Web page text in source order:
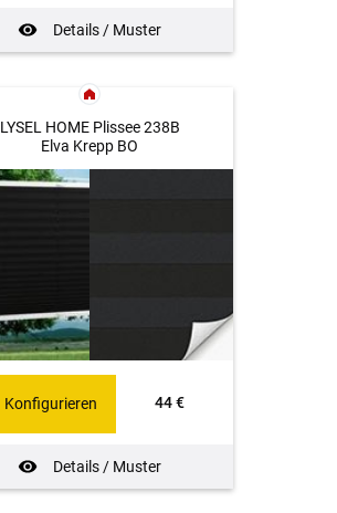
Details / Muster
LYSEL HOME Plissee 238B
Elva Krepp BO
44 €
Details / Muster
Konfigurieren